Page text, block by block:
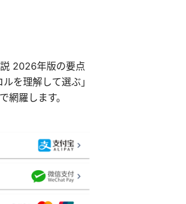
2026年版の要点
を理解して選ぶ」
網羅します。